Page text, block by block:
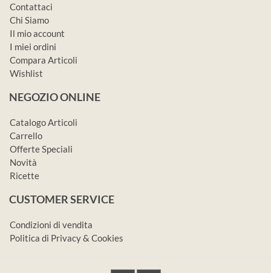
Contattaci
Chi Siamo
Il mio account
I miei ordini
Compara Articoli
Wishlist
NEGOZIO ONLINE
Catalogo Articoli
Carrello
Offerte Speciali
Novità
Ricette
CUSTOMER SERVICE
Condizioni di vendita
Politica di Privacy & Cookies